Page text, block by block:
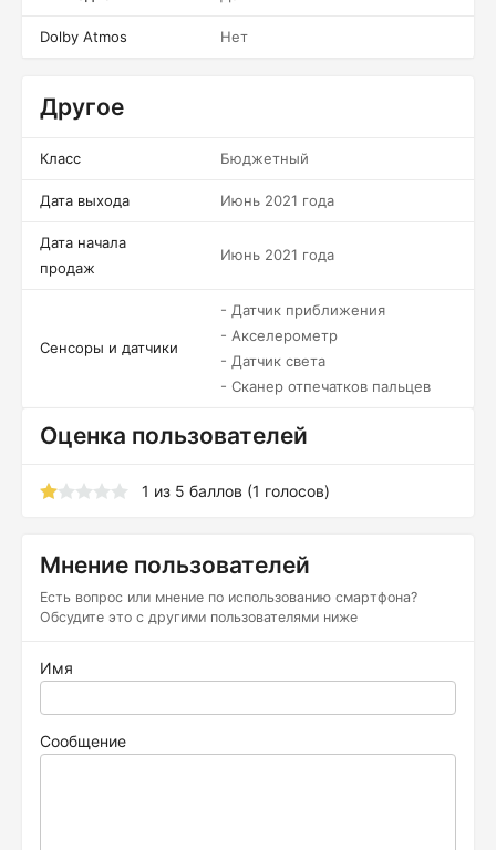
Dolby Atmos Нет
Другое
Класс Бюджетный
Дата выхода Июнь 2021 года
Дата начала
продаж
Июнь 2021 года
Сенсоры и датчики
- Датчик приближения
- Акселерометр
- Датчик света
- Сканер отпечатков пальцев
Оценка пользователей
1 из 5 баллов (1 голосов)
Мнение пользователей
Есть вопрос или мнение по использованию смартфона?
Обсудите это с другими пользователями ниже
Имя
Сообщение